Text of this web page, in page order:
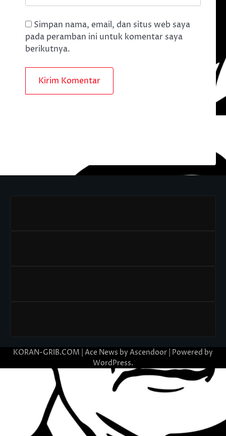
Simpan nama, email, dan situs web saya
pada peramban ini untuk komentar saya
berikutnya.
KORAN-GRIB.COM | Ace News by Ascendoor | Powered by
WordPress.